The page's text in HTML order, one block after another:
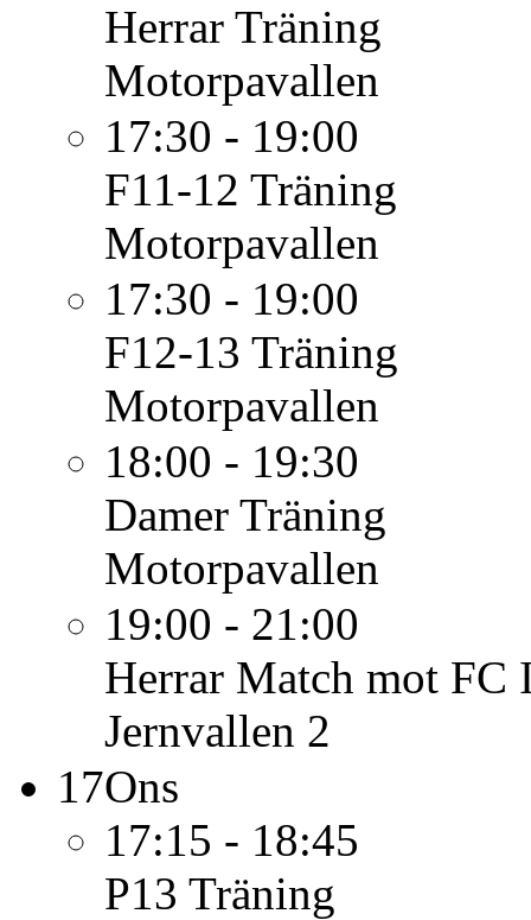
Herrar Träning
Motorpavallen
17:30 - 19:00
F11-12 Träning
Motorpavallen
17:30 - 19:00
F12-13 Träning
Motorpavallen
18:00 - 19:30
Damer Träning
Motorpavallen
19:00 - 21:00
Herrar Match mot FC
Jernvallen 2
17Ons
17:15 - 18:45
P13 Träning